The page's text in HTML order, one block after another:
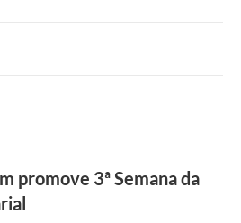
promove 3ª Semana da